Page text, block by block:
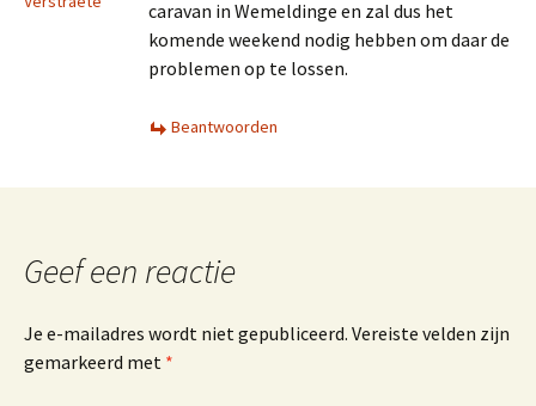
caravan in Wemeldinge en zal dus het
komende weekend nodig hebben om daar de
problemen op te lossen.
Beantwoorden
Geef een reactie
Je e-mailadres wordt niet gepubliceerd. Vereiste velden zijn
gemarkeerd met *